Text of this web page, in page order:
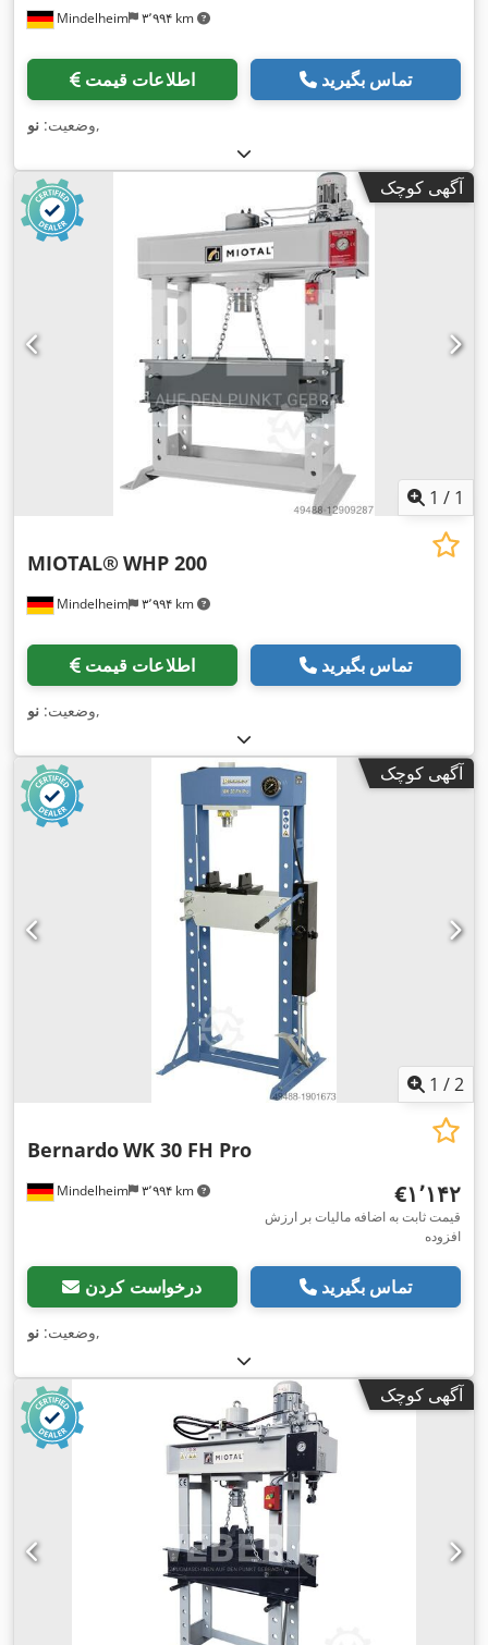
Mindelheim ۳٬۹۹۴ km
اطلاعات قیمت تماس بگیرید
وضعیت: نو ,
آگهی کوچک
1 / 1
Mindelheim ۳٬۹۹۴ km
MIOTAL® WHP 200
اطلاعات قیمت تماس بگیرید
وضعیت: نو ,
آگهی کوچک
1 /2
Mindelheim ۳٬۹۹۴ km
BernardoWK 30 FH Pro
‎€۱٬۱۴۲
قیمت ثابت به اضافه مالیات بر ارزش
افزوده
درخواست کردن تماس بگیرید
وضعیت: نو ,
آگهی کوچک